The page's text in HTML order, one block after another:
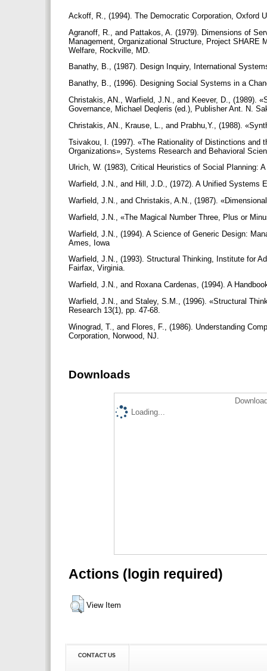
Ackoff, R., (1994). The Democratic Corporation, Oxford
Agranoff, R., and Pattakos, A. (1979). Dimensions of
Management, Organizational Structure, Project SHARE
Welfare, Rockville, MD.
Banathy, B., (1987). Design Inquiry, International
Banathy, B., (1996). Designing Social Systems in a
Christakis, AN., Warfield, J.N., and Keever, D., (1989).
Governance, Michael Deqleris (ed.), Publisher Ant. N.
Christakis, AN., Krause, L., and Prabhu,Y., (1988).
Tsivakou, I. (1997). «The Rationality of Distinctions and
Organizations», Systems Research and Behavioral
Ulrich, W. (1983), Critical Heuristics of Social Planning:
Warfield, J.N., and Hill, J.D., (1972). A Unified Systems
Warfield, J.N., and Christakis, A.N., (1987).
Warfield, J.N., «The Magical Number Three, Plus or
Warfield, J.N., (1994). A Science of Generic Design:
Ames, Iowa
Warfield, J.N., (1993). Structural Thinking, Institute for
Fairfax, Virginia.
Warfield, J.N., and Roxana Cardenas, (1994). A
Warfield, J.N., and Staley, S.M., (1996). «Structural
Research 13(1), pp. 47-68.
Winograd, T., and Flores, F., (1986). Understanding
Corporation, Norwood, NJ.
Downloads
Loading...
Actions (login required)
View Item